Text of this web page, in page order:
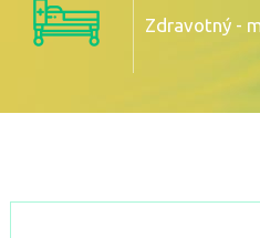
Zdravotný -